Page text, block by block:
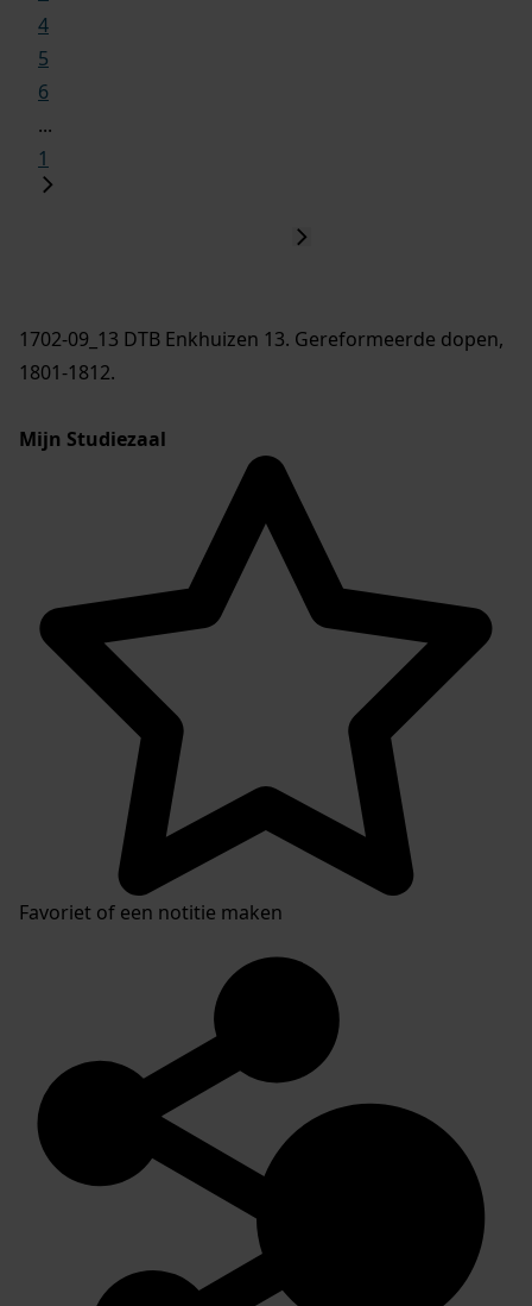
4
5
6
...
1
1702-09_13 DTB Enkhuizen 13. Gereformeerde dopen,
1801-1812.
Mijn Studiezaal
Favoriet of een notitie maken